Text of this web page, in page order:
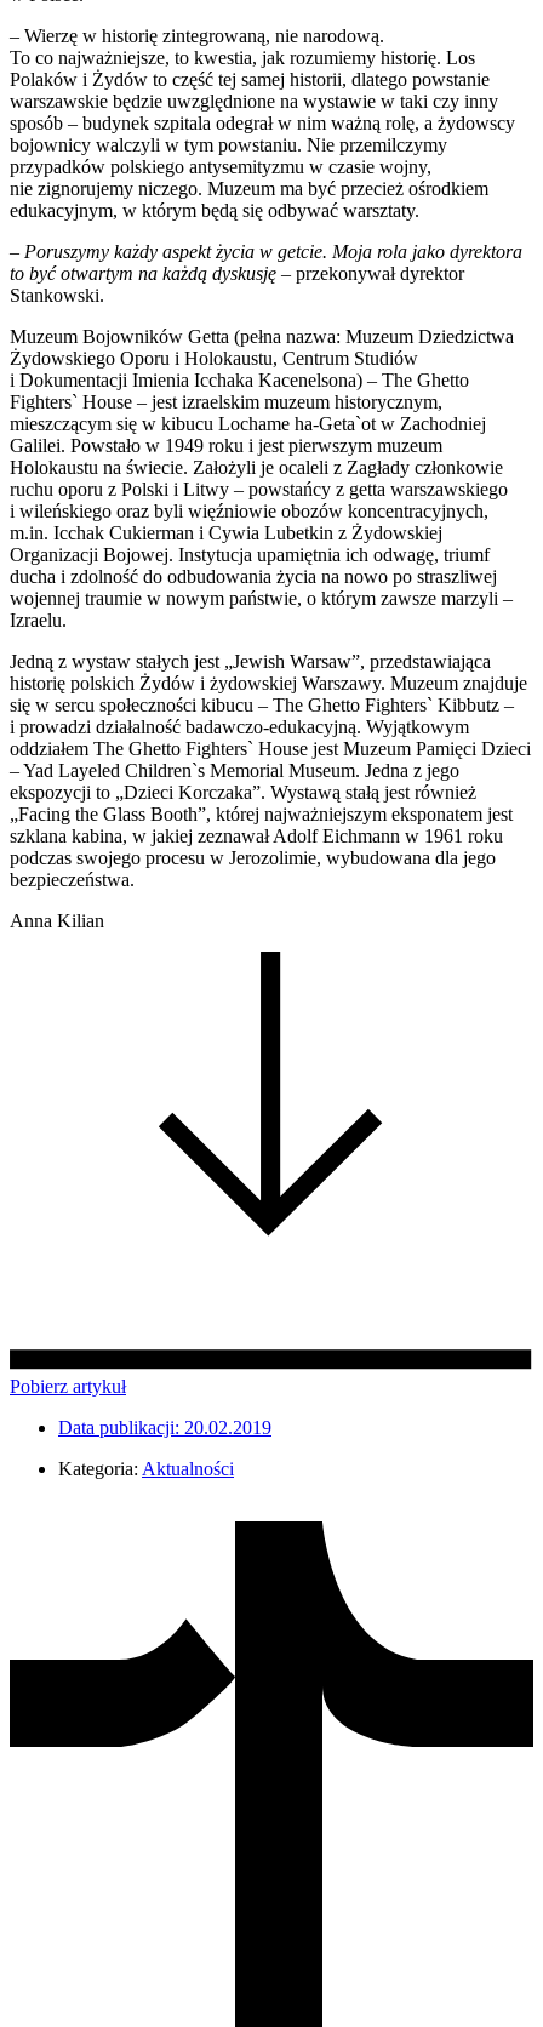
– Wierzę w historię zintegrowaną, nie narodową.
To co najważniejsze, to kwestia, jak rozumiemy historię. Los
Polaków i Żydów to część tej samej historii, dlatego powstanie
warszawskie będzie uwzględnione na wystawie w taki czy inny
sposób – budynek szpitala odegrał w nim ważną rolę, a żydowscy
bojownicy walczyli w tym powstaniu. Nie przemilczymy
przypadków polskiego antysemityzmu w czasie wojny,
nie zignorujemy niczego. Muzeum ma być przecież ośrodkiem
edukacyjnym, w którym będą się odbywać warsztaty.
– Poruszymy każdy aspekt życia w getcie. Moja rola jako dyrektora
to być otwartym na każdą dyskusję – przekonywał dyrektor
Stankowski.
Muzeum Bojowników Getta (pełna nazwa: Muzeum Dziedzictwa
Żydowskiego Oporu i Holokaustu, Centrum Studiów
i Dokumentacji Imienia Icchaka Kacenelsona) – The Ghetto
Fighters` House – jest izraelskim muzeum historycznym,
mieszczącym się w kibucu Lochame ha-Geta`ot w Zachodniej
Galilei. Powstało w 1949 roku i jest pierwszym muzeum
Holokaustu na świecie. Założyli je ocaleli z Zagłady członkowie
ruchu oporu z Polski i Litwy – powstańcy z getta warszawskiego
i wileńskiego oraz byli więźniowie obozów koncentracyjnych,
m.in. Icchak Cukierman i Cywia Lubetkin z Żydowskiej
Organizacji Bojowej. Instytucja upamiętnia ich odwagę, triumf
ducha i zdolność do odbudowania życia na nowo po straszliwej
wojennej traumie w nowym państwie, o którym zawsze marzyli –
Izraelu.
Jedną z wystaw stałych jest „Jewish Warsaw”, przedstawiająca
historię polskich Żydów i żydowskiej Warszawy. Muzeum znajduje
się w sercu społeczności kibucu – The Ghetto Fighters` Kibbutz –
i prowadzi działalność badawczo-edukacyjną. Wyjątkowym
oddziałem The Ghetto Fighters` House jest Muzeum Pamięci Dzieci
– Yad Layeled Children`s Memorial Museum. Jedna z jego
ekspozycji to „Dzieci Korczaka”. Wystawą stałą jest również
„Facing the Glass Booth”, której najważniejszym eksponatem jest
szklana kabina, w jakiej zeznawał Adolf Eichmann w 1961 roku
podczas swojego procesu w Jerozolimie, wybudowana dla jego
bezpieczeństwa.
Anna Kilian
Pobierz artykuł
Data publikacji: 20.02.2019
Kategoria: Aktualności